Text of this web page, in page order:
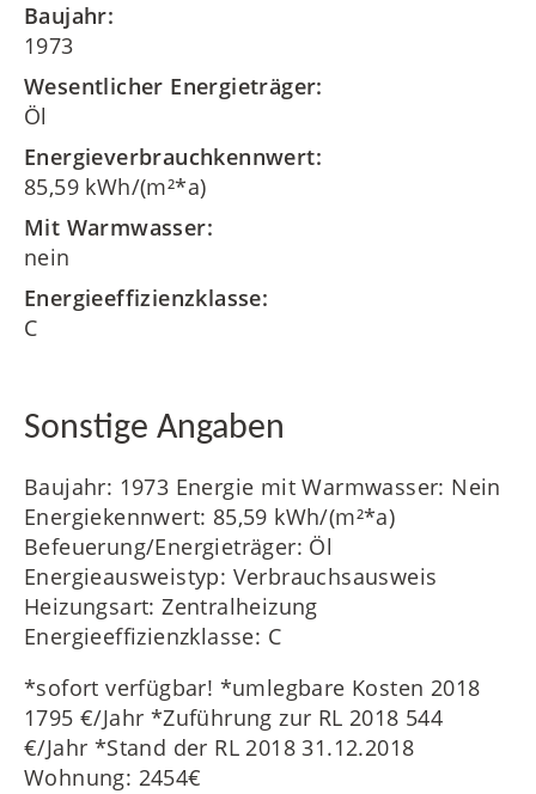
Baujahr:
1973
Wesentlicher Energieträger:
Öl
Energieverbrauchkennwert:
85,59 kWh/(m²*a)
Mit Warmwasser:
nein
Energieeffizienzklasse:
C
Sonstige Angaben
Baujahr: 1973 Energie mit Warmwasser: Nein
Energiekennwert: 85,59 kWh/(m²*a)
Befeuerung/Energieträger: Öl
Energieausweistyp: Verbrauchsausweis
Heizungsart: Zentralheizung
Energieeffizienzklasse: C
*sofort verfügbar! *umlegbare Kosten 2018
1795 €/Jahr *Zuführung zur RL 2018 544
€/Jahr *Stand der RL 2018 31.12.2018
Wohnung: 2454€